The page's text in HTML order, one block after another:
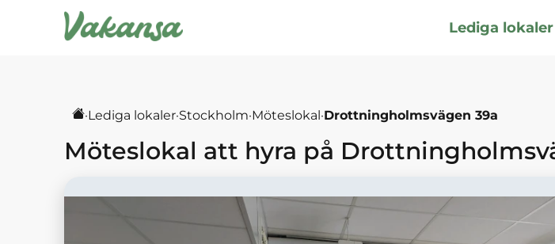
Lediga lokaler
·Lediga lokaler·Stockholm·Möteslokal·Drottningholmsvägen 39a
Möteslokal att hyra på